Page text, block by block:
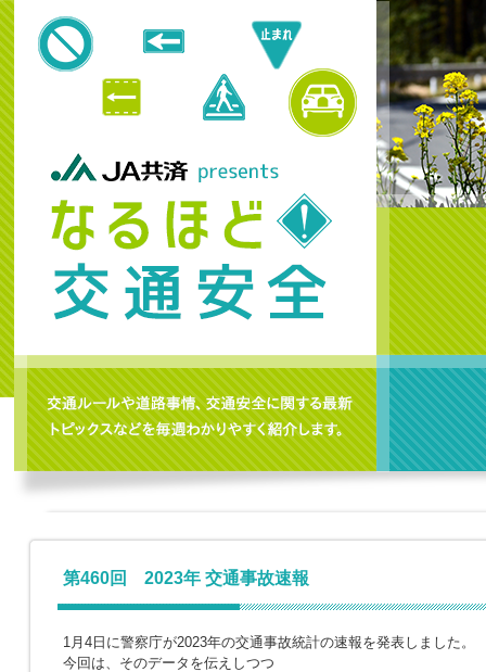
第460回 2023年 交通事故速報
1月4日に警察庁が2023年の交通事故統計の速報を発表しました。
今回は、そのデータを伝えしつつ